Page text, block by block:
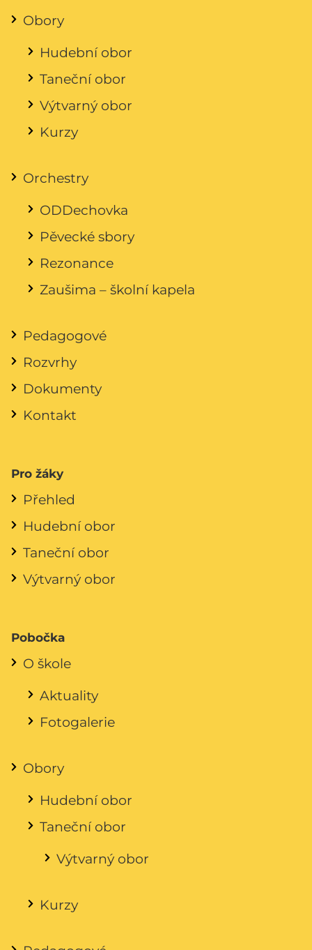
Obory
Hudební obor
Taneční obor
Výtvarný obor
Kurzy
Orchestry
ODDechovka
Pěvecké sbory
Rezonance
Zaušima – školní kapela
Pedagogové
Rozvrhy
Dokumenty
Kontakt
Pro žáky
Přehled
Hudební obor
Taneční obor
Výtvarný obor
Pobočka
O škole
Aktuality
Fotogalerie
Obory
Hudební obor
Taneční obor
Výtvarný obor
Kurzy